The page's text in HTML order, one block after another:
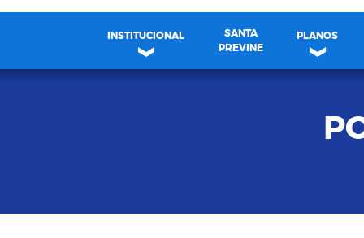
INSTITUCIONAL
SANTA
PREVINE
PLANOS